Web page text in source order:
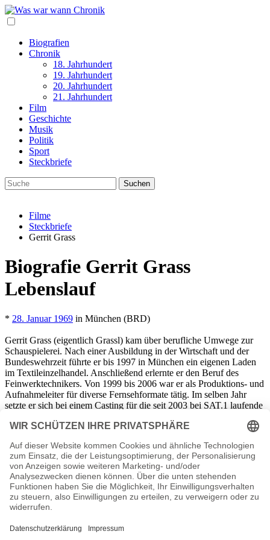
Biografien
Chronik
18. Jahrhundert
19. Jahrhundert
20. Jahrhundert
21. Jahrhundert
Film
Geschichte
Musik
Politik
Sport
Steckbriefe
Filme
Steckbriefe
Gerrit Grass
Biografie Gerrit Grass
Lebenslauf
* 28. Januar 1969 in München (BRD)
Gerrit Grass (eigentlich Grassl) kam über berufliche Umwege zur
Schauspielerei. Nach einer Ausbildung in der Wirtschaft und der
Bundeswehrzeit führte er bis 1997 in München ein eigenen Laden
im Textileinzelhandel. Anschließend erlernte er den Beruf des
Feinwerktechnikers. Von 1999 bis 2006 war er als Produktions- und
Aufnahmeleiter für diverse Fernsehformate tätig. Im selben Jahr
setzte er sich bei einem Casting für die seit 2003 bei SAT.1 laufende
Ende der Dreharbeiten im Oktober 2013 verkörperte er einen
"Ultimate Justice" mit, einem Actionthriller. Grass(l) ist seit2014
Geschäftsführer eines Münchner Unternehmens, das Handy-
Ladestationen vertreibt.